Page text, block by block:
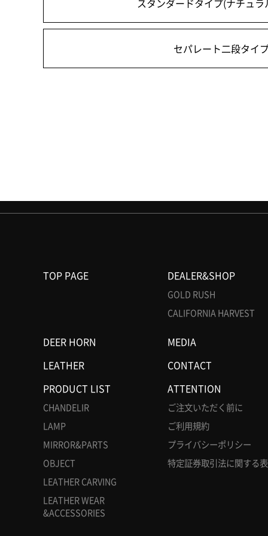
スタンダードタイプ(ナチュラ
セパレート二段タイ
TOP PAGE DEALER&SHOP
GOLD RUSH
CALIFORNIA HARVEST
DEER HORN
MEDIA
LEATHER
CONTACT
PRODUCT LIST
CHANDELIR
LAMP
MIRROR&PARTS
OBJECT
LEATHER CARVING
LEATHER WEAR
&ACCESSORIES
ATTENTION
ご注文いただく前に
ご利用規約
プライバシーポリシー
特定証券取引法に関する